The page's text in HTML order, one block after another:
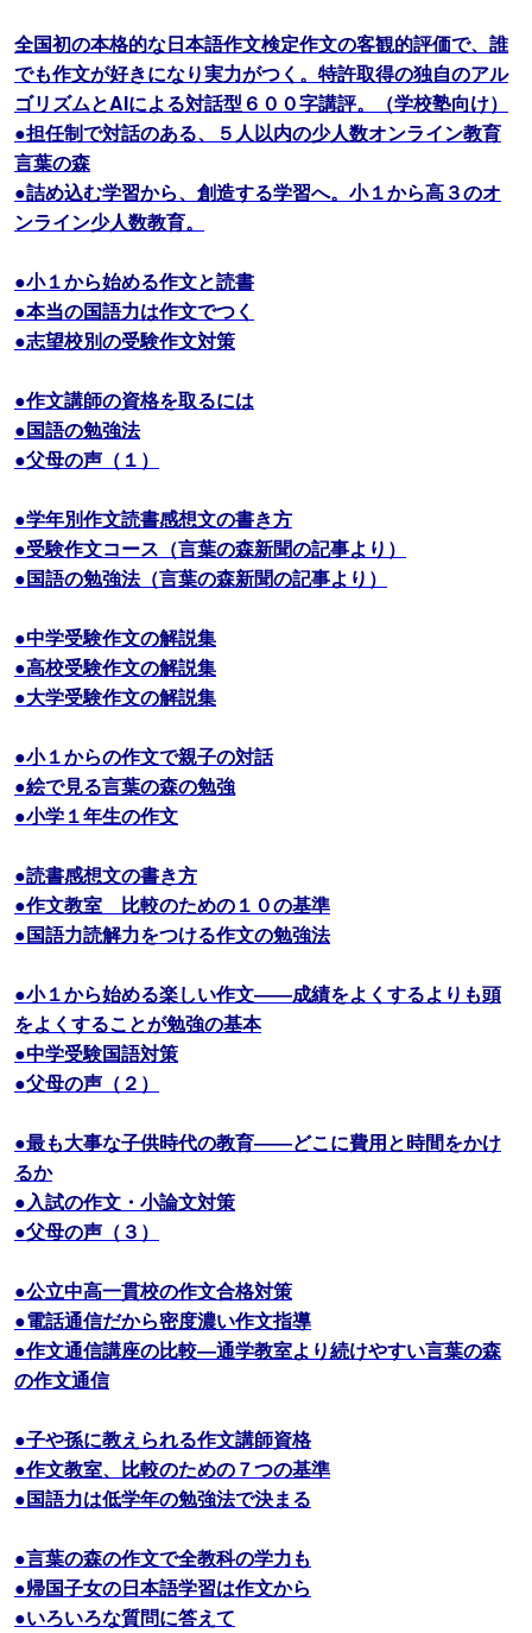
全国初の本格的な日本語作文検定作文の客観的評価で、誰
でも作文が好きになり実力がつく。特許取得の独自のアル
ゴリズムとAIによる対話型６００字講評。（学校塾向け）
●担任制で対話のある、５人以内の少人数オンライン教育
言葉の森
●詰め込む学習から、創造する学習へ。小１から高３のオ
ンライン少人数教育。
●小１から始める作文と読書
●本当の国語力は作文でつく
●志望校別の受験作文対策
●作文講師の資格を取るには
●国語の勉強法
●父母の声（１）
●学年別作文読書感想文の書き方
●受験作文コース（言葉の森新聞の記事より）
●国語の勉強法（言葉の森新聞の記事より）
●中学受験作文の解説集
●高校受験作文の解説集
●大学受験作文の解説集
●小１からの作文で親子の対話
●絵で見る言葉の森の勉強
●小学１年生の作文
●読書感想文の書き方
●作文教室 比較のための１０の基準
●国語力読解力をつける作文の勉強法
●小１から始める楽しい作文――成績をよくするよりも頭
をよくすることが勉強の基本
●中学受験国語対策
●父母の声（２）
●最も大事な子供時代の教育――どこに費用と時間をかけ
るか
●入試の作文・小論文対策
●父母の声（３）
●公立中高一貫校の作文合格対策
●電話通信だから密度濃い作文指導
●作文通信講座の比較―通学教室より続けやすい言葉の森
の作文通信
●子や孫に教えられる作文講師資格
●作文教室、比較のための７つの基準
●国語力は低学年の勉強法で決まる
●言葉の森の作文で全教科の学力も
●帰国子女の日本語学習は作文から
●いろいろな質問に答えて